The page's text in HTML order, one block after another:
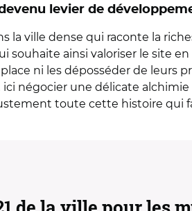
levier de
la ville dense qui raconte la
souhaite ainsi valoriser le site
ni les déposséder de leurs
négocier une délicate
toute cette histoire